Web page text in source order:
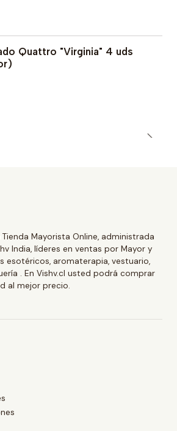
Quattro "Virginia" 4 uds
Tienda Mayorista Online, administrada
India, líderes en ventas por Mayor y
esotéricos, aromaterapia, vestuario,
. En Vishv.cl usted podrá comprar
al mejor precio.